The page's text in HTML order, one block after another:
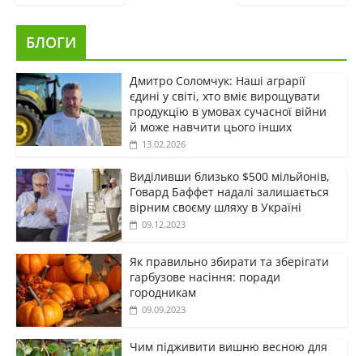
БЛОГИ
Дмитро Соломчук: Наші аграрії
єдині у світі, хто вміє вирощувати
продукцію в умовах сучасної війни
й може навчити цього інших
13.02.2026
Виділивши близько $500 мільйонів,
Говард Баффет надалі залишається
вірним своєму шляху в Україні
09.12.2023
Як правильно збирати та зберігати
гарбузове насіння: поради
городникам
09.09.2023
Чим підживити вишню весною для